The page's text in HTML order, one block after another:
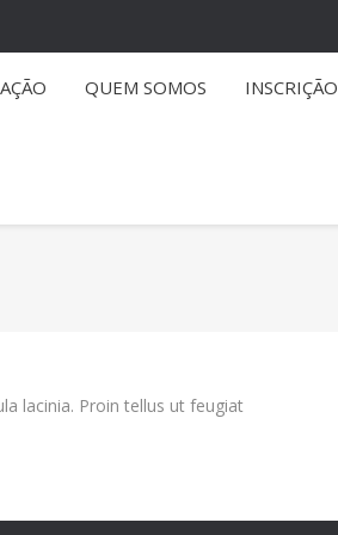
QUEM SOMOS INSCRIÇÃO
lacinia. Proin tellus ut feugiat